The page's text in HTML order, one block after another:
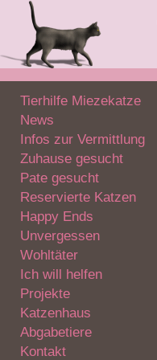
Tierhilfe Miezekatze
News
Infos zur Vermittlung
Zuhause gesucht
Pate gesucht
Reservierte Katzen
Happy Ends
Unvergessen
Wohltäter
Ich will helfen
Projekte
Katzenhaus
Abgabetiere
Kontakt